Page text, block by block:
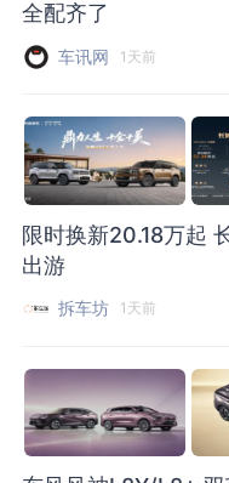
全配齐了
车讯网 1天前
限时换新20.18万起
出游
拆车坊 1天前